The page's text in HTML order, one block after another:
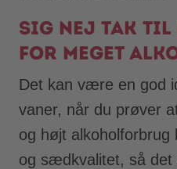
Sig nej tak til
for meget
Det kan være en god
vaner, når du prøver
og højt
og sædkvalitet, så det